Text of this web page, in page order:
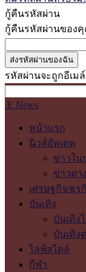
กู้คืนรหัสผ่าน
กู้คืนรหัสผ่านของ
รหัสผ่านจะถูกอีเม
E News
หน้าแรก
นิวส์อัพเดท
ข่าวใน
ข่าวต่า
เศรษฐกิจ/ธุร
บันเทิง
บันเทิง
บันเทิง
ไลฟ์สไตล์
กีฬา